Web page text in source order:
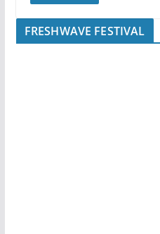
FRESHWAVE FESTIVAL